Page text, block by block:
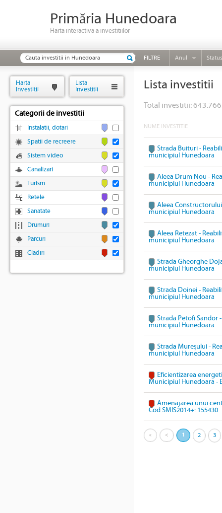
Primăria Hunedoara
Harta interactiva a investitiilor
FILTRE Anul Status
Lista investitii
Total investitii:
NUME INVESTITIE
Strada Buituri -
municipiul Hunedoara
Aleea Drum Nou -
municipiul Hunedoara
Aleea
municipiul Hunedoara
Aleea Retezat -
municipiul Hunedoara
Strada Gheorghe
municipiul Hunedoara
Strada Doinei -
municipiul Hunedoara
Strada Petofi Sandor
municipiul Hunedoara
Strada Mureșului -
municipiul Hunedoara
Eficientizarea
Municipiul Hunedoara -
Amenajarea unui
Cod SMIS2014+: 155430
« < 1 2 3
Harta
Investitii
Lista
Investitii
Categorii de investitii
Instalatii, dotari
Spatii de recreere
Sistem video
Canalizari
Turism
Retele
Sanatate
Drumuri
Parcuri
Cladiri